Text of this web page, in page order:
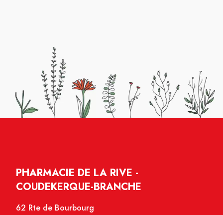
PHARMACIE DE LA RIVE -
COUDEKERQUE-BRANCHE
62 Rte de Bourbourg